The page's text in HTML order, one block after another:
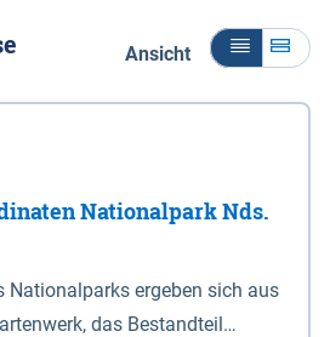
Ansicht
Nationalpark Nds.
Nationalparks ergeben sich aus
das Bestandteil